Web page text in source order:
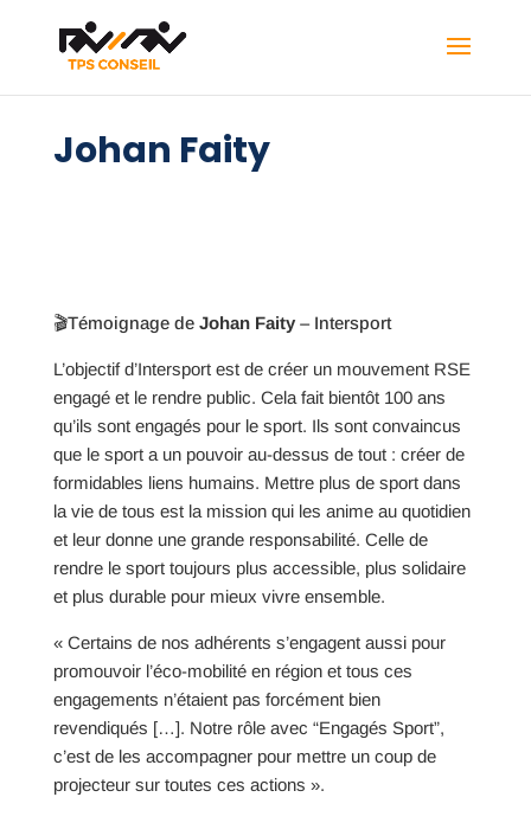
Johan Faity
🎬Témoignage de Johan Faity– Intersport
L’objectif d’Intersport est de créer un mouvement RSE
engagé et le rendre public. Cela fait bientôt 100 ans
qu’ils sont engagés pour le sport. Ils sont convaincus
que le sport a un pouvoir au-dessus de tout : créer de
formidables liens humains. Mettre plus de sport dans
la vie de tous est la mission qui les anime au quotidien
et leur donne une grande responsabilité. Celle de
rendre le sport toujours plus accessible, plus solidaire
et plus durable pour mieux vivre ensemble.
« Certains de nos adhérents s’engagent aussi pour
promouvoir l’éco-mobilité en région et tous ces
engagements n’étaient pas forcément bien
revendiqués […]. Notre rôle avec “Engagés Sport”,
c’est de les accompagner pour mettre un coup de
projecteur sur toutes ces actions ».